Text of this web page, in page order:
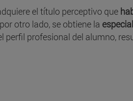
el título perceptivo que
otro lado, se obtiene la
perfil profesional del alumno,